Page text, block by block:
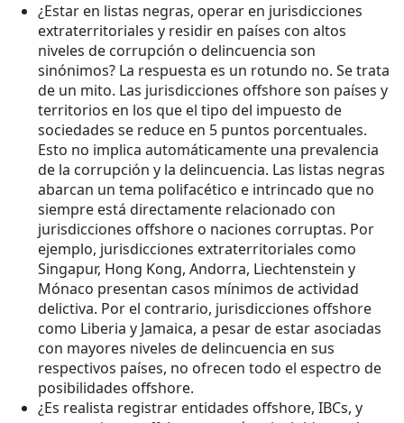
¿Estar en listas negras, operar en jurisdicciones
extraterritoriales y residir en países con altos
niveles de corrupción o delincuencia son
sinónimos? La respuesta es un rotundo no. Se trata
de un mito. Las jurisdicciones offshore son países y
territorios en los que el tipo del impuesto de
sociedades se reduce en 5 puntos porcentuales.
Esto no implica automáticamente una prevalencia
de la corrupción y la delincuencia. Las listas negras
abarcan un tema polifacético e intrincado que no
siempre está directamente relacionado con
jurisdicciones offshore o naciones corruptas. Por
ejemplo, jurisdicciones extraterritoriales como
Singapur, Hong Kong, Andorra, Liechtenstein y
Mónaco presentan casos mínimos de actividad
delictiva. Por el contrario, jurisdicciones offshore
como Liberia y Jamaica, a pesar de estar asociadas
con mayores niveles de delincuencia en sus
respectivos países, no ofrecen todo el espectro de
posibilidades offshore.
¿Es realista registrar entidades offshore, IBCs, y